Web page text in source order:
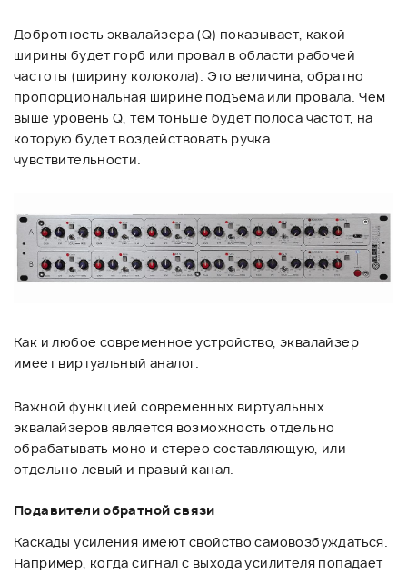
Добротность эквалайзера (Q) показывает, какой
ширины будет горб или провал в области рабочей
частоты (ширину колокола). Это величина, обратно
пропорциональная ширине подъема или провала. Чем
выше уровень Q, тем тоньше будет полоса частот, на
которую будет воздействовать ручка
чувствительности.
Как и любое современное устройство, эквалайзер
имеет виртуальный аналог.
Важной функцией современных виртуальных
эквалайзеров является возможность отдельно
обрабатывать моно и стерео составляющую, или
отдельно левый и правый канал.
Подавители обратной связи
Каскады усиления имеют свойство самовозбуждаться.
Например, когда сигнал с выхода усилителя попадает